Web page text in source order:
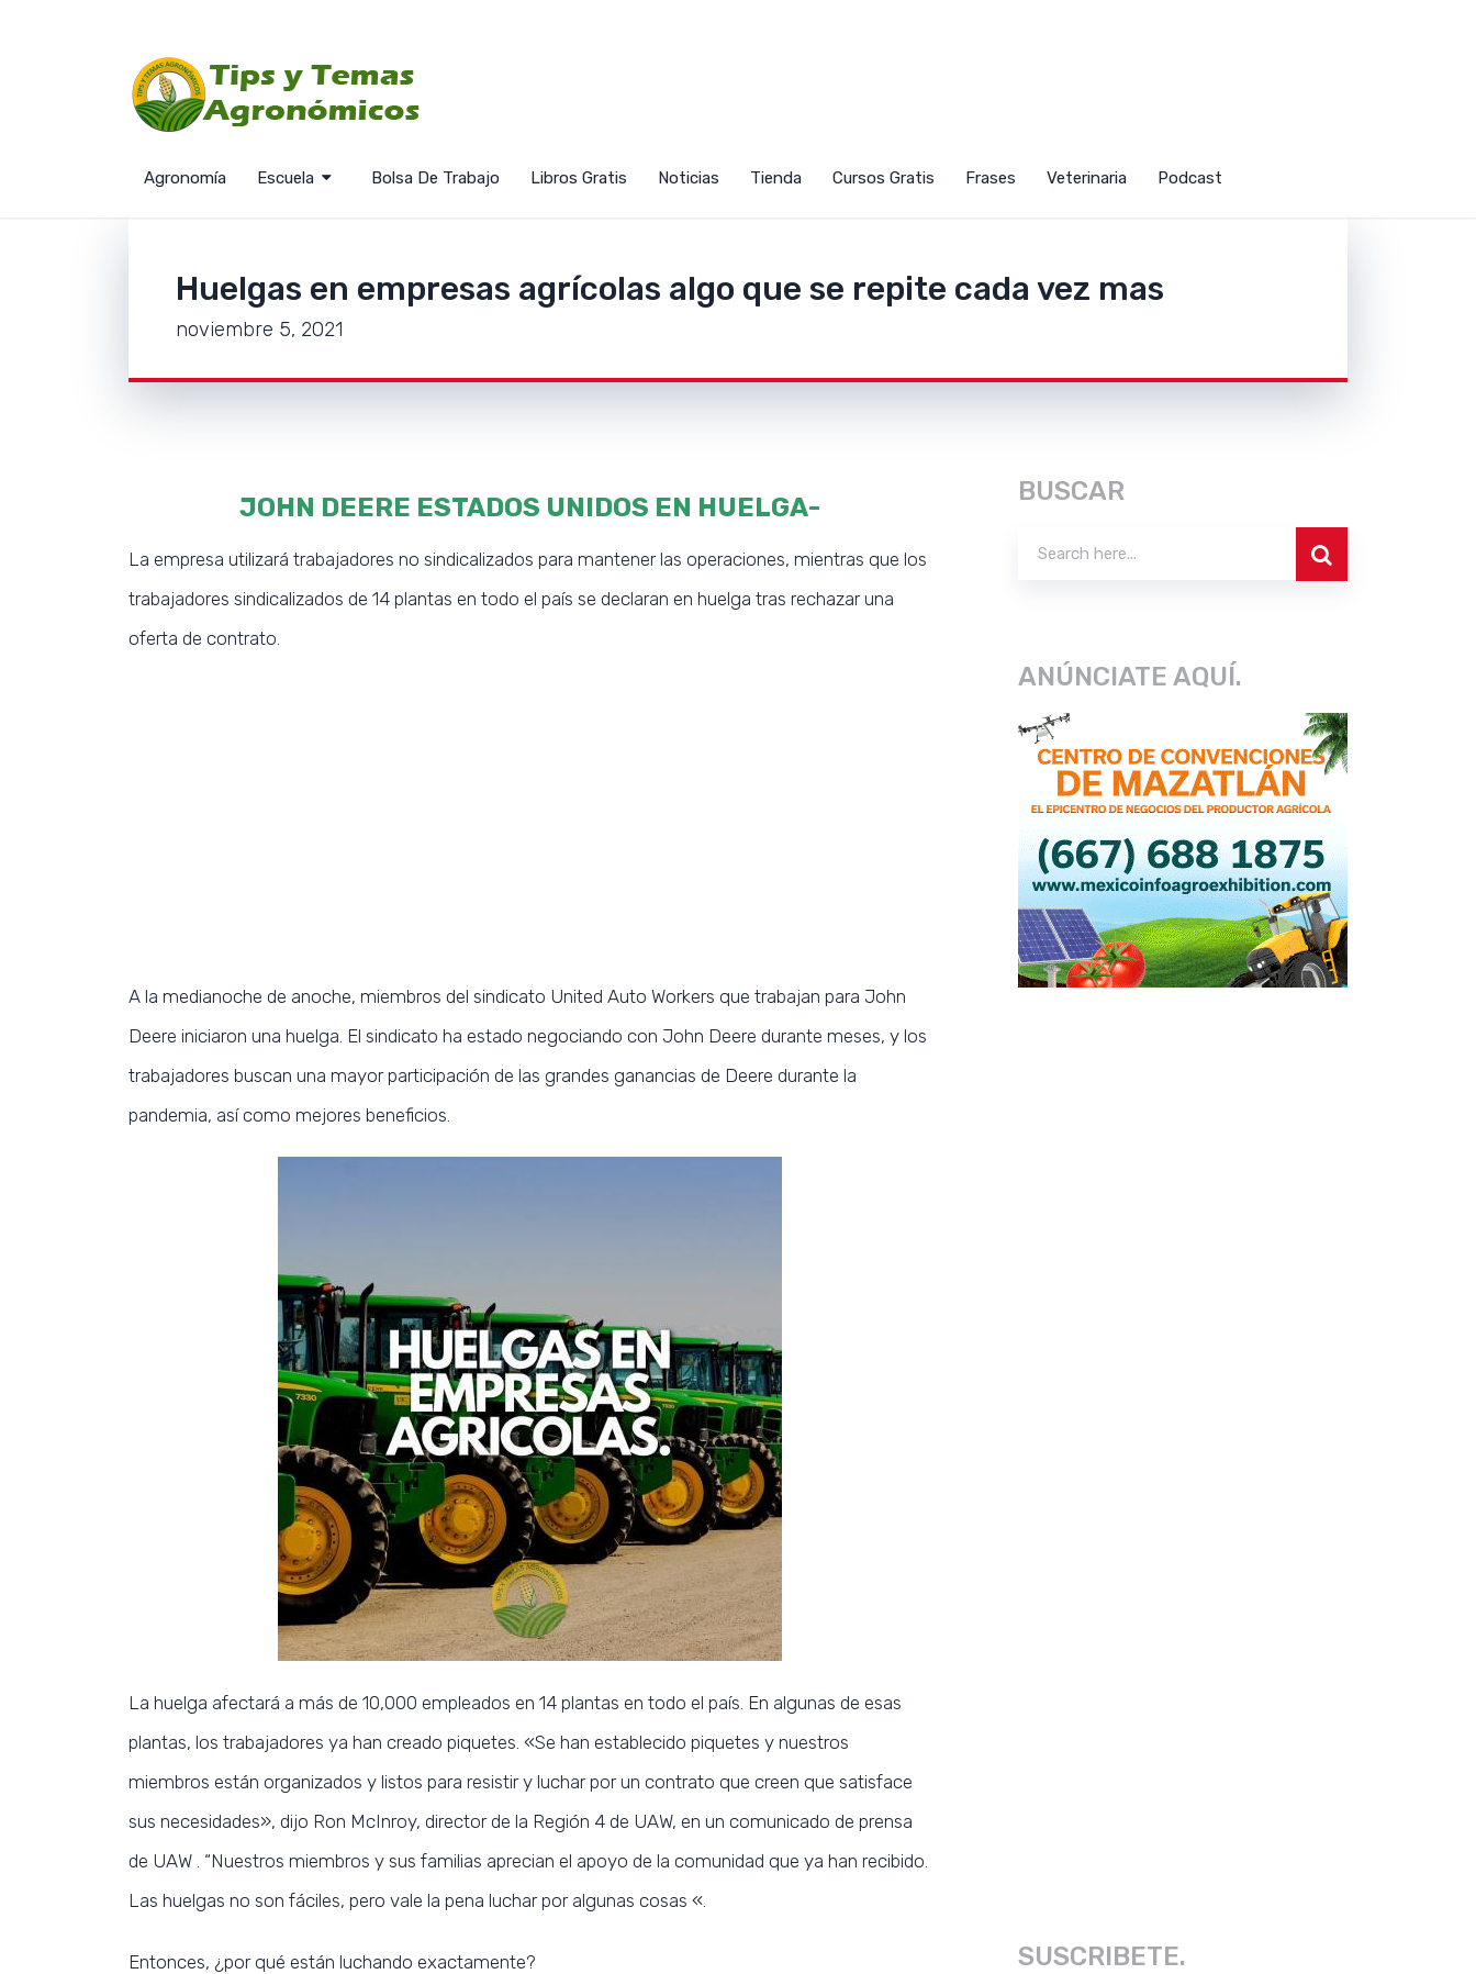
Agronomía Escuela Bolsa De Trabajo Libros Gratis Noticias Tienda Cursos Gratis Frases Veterinaria Podcast
Huelgas en empresas agrícolas algo que se repite cada vez mas
noviembre 5, 2021
JOHN DEERE ESTADOS UNIDOS EN HUELGA-
La empresa utilizará trabajadores no sindicalizados para mantener las operaciones, mientras que los
trabajadores sindicalizados de 14 plantas en todo el país se declaran en huelga tras rechazar una
oferta de contrato.
A la medianoche de anoche, miembros del sindicato United Auto Workers que trabajan para John
Deere iniciaron una huelga. El sindicato ha estado negociando con John Deere durante meses, y los
trabajadores buscan una mayor participación de las grandes ganancias de Deere durante la
pandemia, así como mejores beneficios.
La huelga afectará a más de 10,000 empleados en 14 plantas en todo el país. En algunas de esas
plantas, los trabajadores ya han creado piquetes. «Se han establecido piquetes y nuestros
miembros están organizados y listos para resistir y luchar por un contrato que creen que satisface
sus necesidades», dijo Ron McInroy, director de la Región 4 de UAW, en un comunicado de prensa
de UAW . “Nuestros miembros y sus familias aprecian el apoyo de la comunidad que ya han recibido.
Las huelgas no son fáciles, pero vale la pena luchar por algunas cosas «.
Entonces, ¿por qué están luchando exactamente?
BUSCAR
ANÚNCIATE AQUÍ.
SUSCRIBETE.
Recibe Las Noticias Directo En Tu
en nuestro blog. Suscribete y se el primero en ver